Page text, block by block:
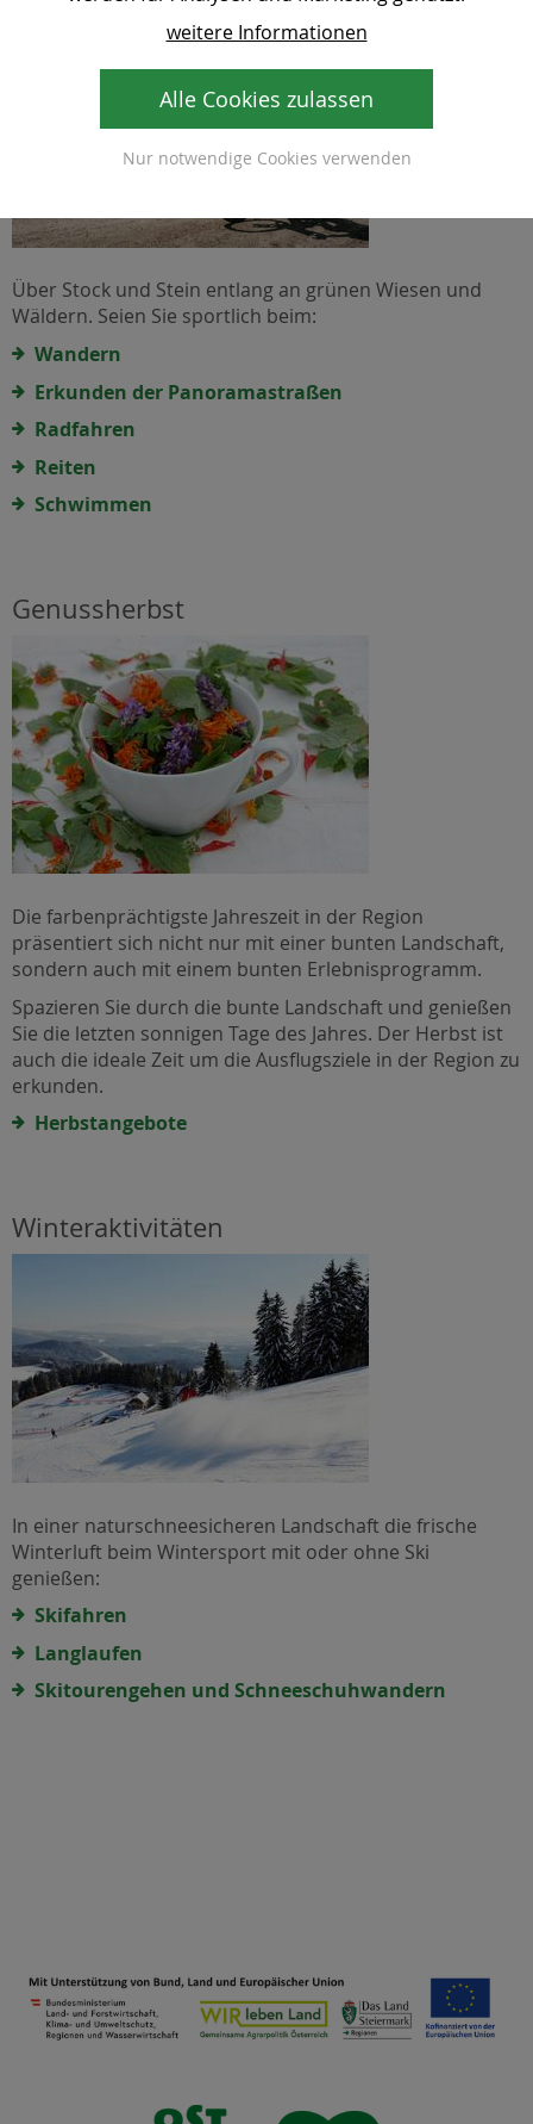
Über Stock und Stein entlang an grünen Wiesen und
Wäldern. Seien Sie sportlich beim:
Wandern
Erkunden der Panoramastraßen
Radfahren
Reiten
Schwimmen
Genussherbst
Die farbenprächtigste Jahreszeit in der Region
präsentiert sich nicht nur mit einer bunten Landschaft,
sondern auch mit einem bunten Erlebnisprogramm.
Spazieren Sie durch die bunte Landschaft und genießen
Sie die letzten sonnigen Tage des Jahres. Der Herbst ist
auch die ideale Zeit um die Ausflugsziele in der Region zu
erkunden.
Herbstangebote
Winteraktivitäten
In einer naturschneesicheren Landschaft die frische
Winterluft beim Wintersport mit oder ohne Ski
genießen:
Skifahren
Langlaufen
Skitourengehen und Schneeschuhwandern
weitere Informationen
Alle Cookies zulassen
Nur notwendige Cookies verwenden